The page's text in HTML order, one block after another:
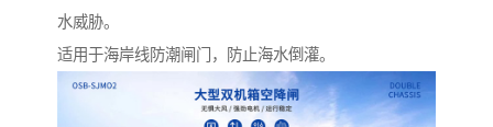
水威胁。
适用于海岸线防潮闸门，防止海水倒灌。